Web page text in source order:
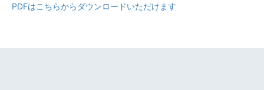
PDFはこちらからダウンロードいただけます